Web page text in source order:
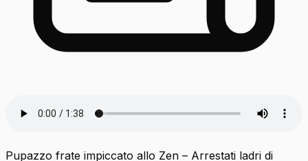
Pupazzo frate impiccato allo Zen – Arrestati ladri di